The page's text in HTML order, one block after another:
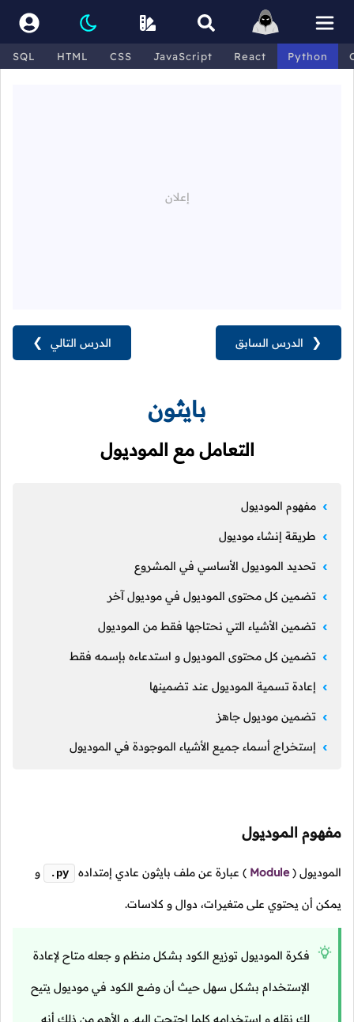
SQL HTML CSS JavaScript React Python
الدرس التالي ❯ ❮ الدرس السابق
بايثون
التعامل مع الموديول
مفهوم الموديول
طريقة إنشاء موديول
تحديد الموديول الأساسي في المشروع
تضمين كل محتوى الموديول في موديول آخر
تضمين الأشياء التي نحتاجها فقط من الموديول
تضمين كل محتوى الموديول و استدعاءه بإسمه فقط
إعادة تسمية الموديول عند تضمينها
تضمين موديول جاهز
إستخراج أسماء جميع الأشياء الموجودة في الموديول
مفهوم الموديول
الموديول (
Module
) عبارة عن ملف بايثون عادي إمتداده .py و
يمكن أن يحتوي على متغيرات، دوال و كلاسات.
فكرة الموديول توزيع الكود بشكل منظم و جعله متاح لإعادة
الإستخدام بشكل سهل حيث أن وضع الكود في موديول يتيح
لك نقله و إستخدامه كلما إحتجت إليه. و الأهم من ذلك أنه